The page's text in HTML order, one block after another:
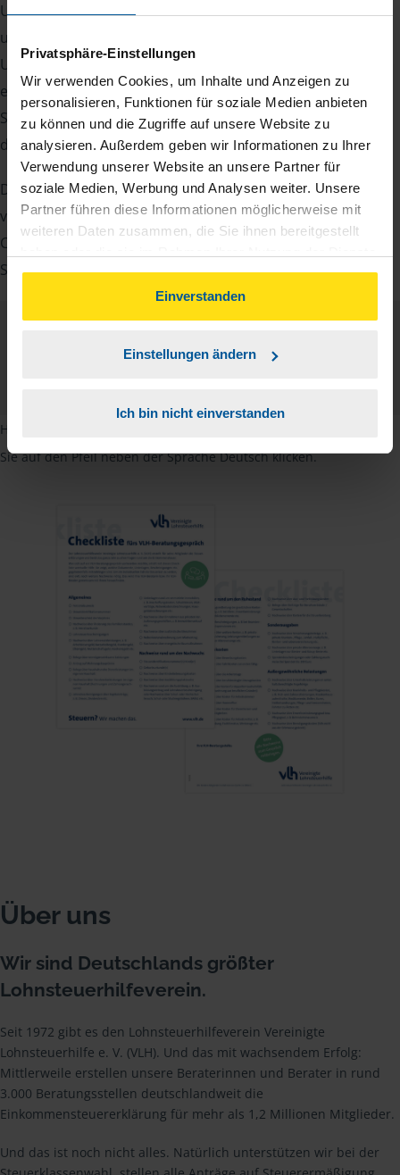
Privatsphäre-Einstellungen
Wir verwenden Cookies, um Inhalte und Anzeigen zu
personalisieren, Funktionen für soziale Medien anbieten
zu können und die Zugriffe auf unsere Website zu
analysieren. Außerdem geben wir Informationen zu Ihrer
Verwendung unserer Website an unsere Partner für
soziale Medien, Werbung und Analysen weiter. Unsere
Partner führen diese Informationen möglicherweise mit
weiteren Daten zusammen, die Sie ihnen bereitgestellt
gesammelt haben. Indem Sie auf Einverstanden klicken,
können Sie der Verwendung von Cookies, gemäß
unserer
Einverstanden
Einstellungen ändern
Ich bin nicht einverstanden
Um Ihre Steuererklärung erstellen zu können, benötigen
unsere Beraterinnen und Berater eine Reihe von
Unterlagen von Ihnen. Dazu gehört beispielsweise die
elektronische Lohnsteuerbescheinigung, Ihre
Steueridentifikationsnummer, der Rentenbescheid oder
die Bescheinigung über das Kindergeld.
Damit Sie sich gut vorbereiten können und keinen der
vielen Nachweise vergessen, stellen wir Ihnen hier eine
Checkliste für Arbeitnehmer, Beamte, Auszubildende und
Studenten sowie Rentner zur Verfügung.
Deutsch
Hinweis: Übersetzungen in mehreren Sprachen finden Sie, wenn
Sie auf den Pfeil neben der Sprache Deutsch klicken.
Über uns
Wir sind Deutschlands größter
Lohnsteuerhilfeverein.
Seit 1972 gibt es den Lohnsteuerhilfeverein Vereinigte
Lohnsteuerhilfe e. V. (VLH). Und das mit wachsendem Erfolg:
Mittlerweile erstellen unsere Beraterinnen und Berater in rund
3.000 Beratungsstellen deutschlandweit die
Einkommensteuererklärung für mehr als 1,2 Millionen Mitglieder.
Und das ist noch nicht alles. Natürlich unterstützen wir bei der